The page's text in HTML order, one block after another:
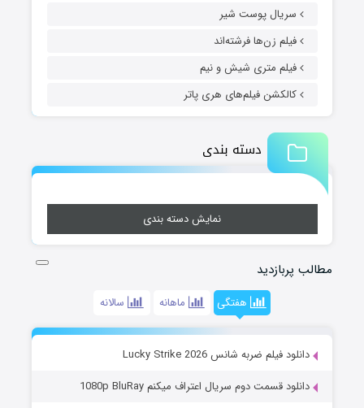
سریال پوست شیر
فیلم زن‌ها فرشته‌اند
فیلم متری شیش و نیم
کالکشن فیلم‌های هری پاتر
دسته بندی
نمایش دسته بندی
مطالب پربازدید
هفتگی ماهانه سالانه
دانلود فیلم ضربه شانس Lucky Strike 2026
دانلود قسمت دوم سریال اعتراف میکنم 1080p BluRay